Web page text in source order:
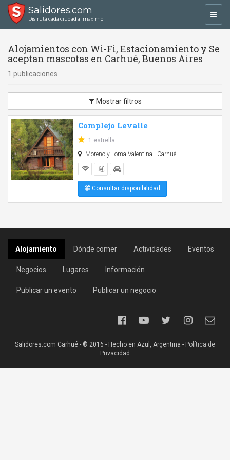
Salidores.com
Disfrutá cada ciudad al máximo
Alojamientos con Wi-Fi, Estacionamiento y Se
aceptan mascotas en Carhué, Buenos Aires
1 publicaciones
Mostrar filtros
Complejo Levalle
1 estrella
Moreno y Loma Valentina - Carhué
Consultar disponibilidad
Alojamiento Dónde comer Actividades Eventos
Negocios Lugares Información
Publicar un evento Publicar un negocio
Salidores.com Carhué - ® 2016 - Hecho en Azul, Argentina - Política de
Privacidad